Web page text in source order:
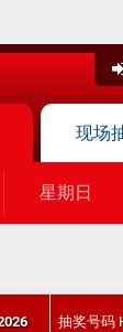
现场
星期日
抽奖号码